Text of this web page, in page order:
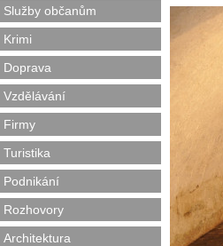
Služby občanům
Krimi
Doprava
Vzdělávání
Firmy
Turistika
Podnikání
Rozhovory
Architektura